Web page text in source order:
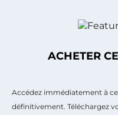
ACHETER
Accédez immédiatement à
définitivement. Téléchargez